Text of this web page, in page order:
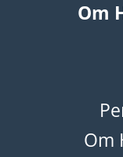
Om
Om